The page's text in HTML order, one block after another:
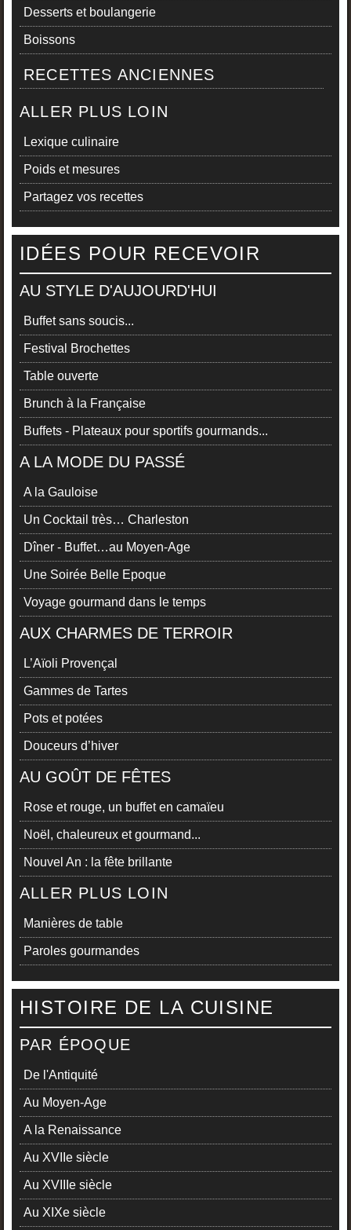
Desserts et boulangerie
Boissons
RECETTES ANCIENNES
ALLER PLUS LOIN
Lexique culinaire
Poids et mesures
Partagez vos recettes
IDÉES POUR RECEVOIR
AU STYLE D'AUJOURD'HUI
Buffet sans soucis...
Festival Brochettes
Table ouverte
Brunch à la Française
Buffets - Plateaux pour sportifs gourmands...
A LA MODE DU PASSÉ
A la Gauloise
Un Cocktail très… Charleston
Dîner - Buffet…au Moyen-Age
Une Soirée Belle Epoque
Voyage gourmand dans le temps
AUX CHARMES DE TERROIR
L’Aïoli Provençal
Gammes de Tartes
Pots et potées
Douceurs d’hiver
AU GOÛT DE FÊTES
Rose et rouge, un buffet en camaïeu
Noël, chaleureux et gourmand...
Nouvel An : la fête brillante
ALLER PLUS LOIN
Manières de table
Paroles gourmandes
HISTOIRE DE LA CUISINE
PAR ÉPOQUE
De l'Antiquité
Au Moyen-Age
A la Renaissance
Au XVIIe siècle
Au XVIIIe siècle
Au XIXe siècle